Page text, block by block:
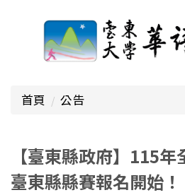
首頁 公告
【臺東縣政府】115年
臺東縣縣賽報名開始！